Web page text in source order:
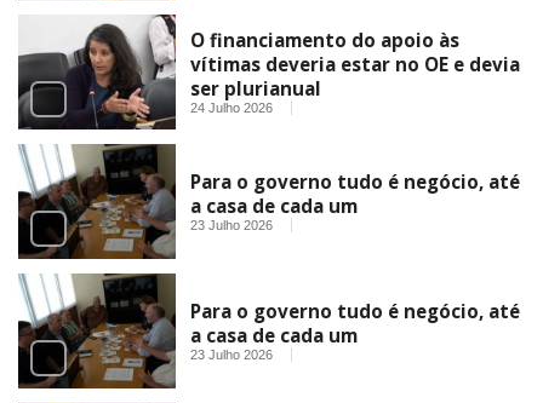
O financiamento do apoio às
vítimas deveria estar no OE e devia
ser plurianual
24 Julho 2026
Para o governo tudo é negócio, até
a casa de cada um
23 Julho 2026
Para o governo tudo é negócio, até
a casa de cada um
23 Julho 2026